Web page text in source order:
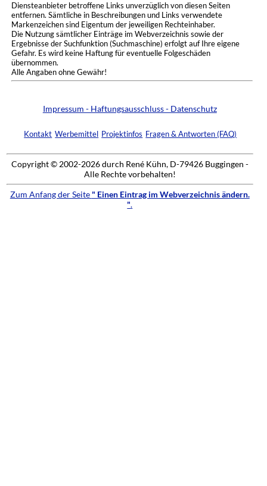
Diensteanbieter betroffene Links unverzüglich von diesen Seiten
entfernen. Sämtliche in Beschreibungen und Links verwendete
Markenzeichen sind Eigentum der jeweiligen Rechteinhaber.
Die Nutzung sämtlicher Einträge im Webverzeichnis sowie der
Ergebnisse der Suchfunktion (Suchmaschine) erfolgt auf Ihre eigene
Gefahr. Es wird keine Haftung für eventuelle Folgeschäden
übernommen.
Alle Angaben ohne Gewähr!
Impressum - Haftungsausschluss - Datenschutz
Kontakt Werbemittel Projektinfos Fragen & Antworten (FAQ)
Copyright © 2002-2026 durch René Kühn, D-79426 Buggingen -
Alle Rechte vorbehalten!
Zum Anfang der Seite " Einen Eintrag im Webverzeichnis ändern.
".